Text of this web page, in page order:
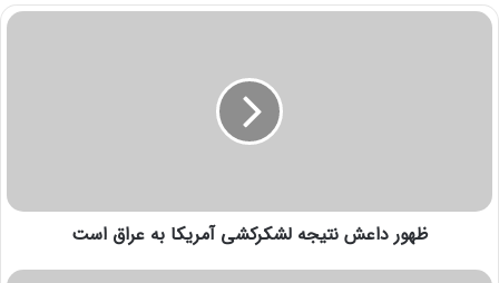
ظهور داعش نتیجه لشکرکشی آمریکا به عراق است